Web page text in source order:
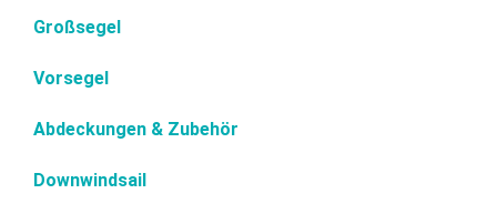
Großsegel
Vorsegel
Abdeckungen & Zubehör
Downwindsail